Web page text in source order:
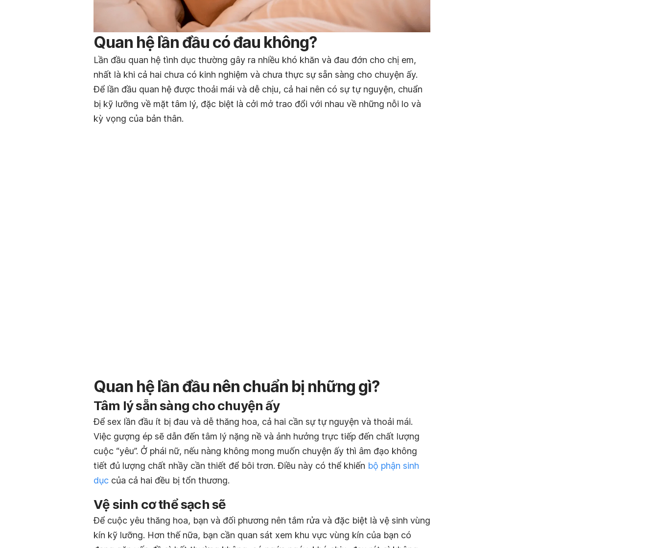
Quan hệ lần đầu có đau không?
Lần đầu quan hệ tình dục thường gây ra nhiều khó khăn và đau đớn cho chị em,
nhất là khi cả hai chưa có kinh nghiệm và chưa thực sự sẵn sàng cho chuyện ấy.
Để lần đầu quan hệ được thoải mái và dễ chịu, cả hai nên có sự tự nguyện, chuẩn
bị kỹ lưỡng về mặt tâm lý, đặc biệt là cởi mở trao đổi với nhau về những nỗi lo và
kỳ vọng của bản thân.
Quan hệ lần đầu nên chuẩn bị những gì?
Tâm lý sẵn sàng cho chuyện ấy
Để sex lần đầu ít bị đau và dễ thăng hoa, cả hai cần sự tự nguyện và thoải mái.
Việc gượng ép sẽ dẫn đến tâm lý nặng nề và ảnh hưởng trực tiếp đến chất lượng
cuộc “yêu”. Ở phái nữ, nếu nàng không mong muốn chuyện ấy thì âm đạo không
tiết đủ lượng chất nhầy cần thiết để bôi trơn. Điều này có thể khiến bộ phận sinh
dục của cả hai đều bị tổn thương.
Vệ sinh cơ thể sạch sẽ
Để cuộc yêu thăng hoa, bạn và đối phương nên tắm rửa và đặc biệt là vệ sinh vùng
kín kỹ lưỡng. Hơn thế nữa, bạn cần quan sát xem khu vực vùng kín của bạn có